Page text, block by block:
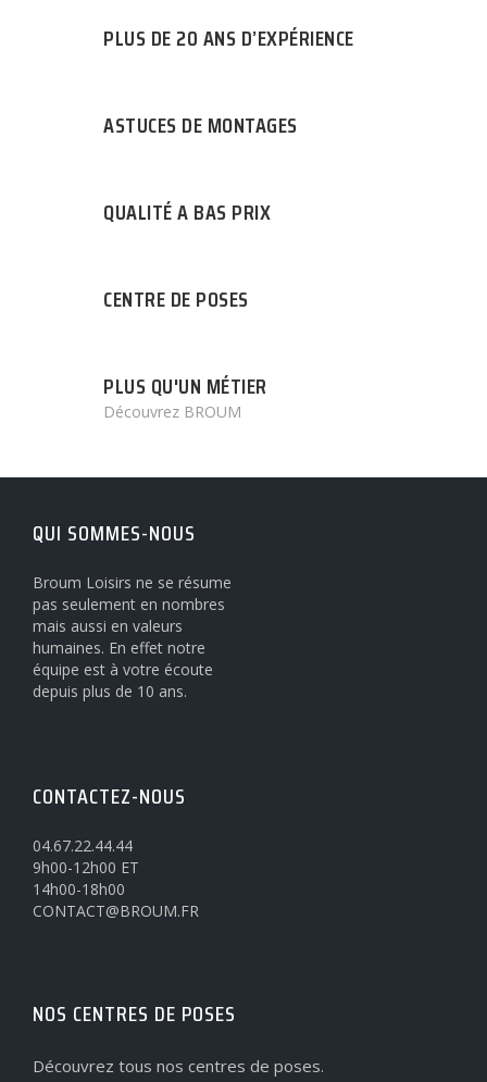
PLUS DE 20 ANS D’EXPÉRIENCE
ASTUCES DE MONTAGES
QUALITÉ A BAS PRIX
CENTRE DE POSES
PLUS QU'UN MÉTIER
Découvrez BROUM
QUI SOMMES-NOUS
Broum Loisirs ne se résume
pas seulement en nombres
mais aussi en valeurs
humaines. En effet notre
équipe est à votre écoute
depuis plus de 10 ans.
CONTACTEZ-NOUS
04.67.22.44.44
9h00-12h00 ET
14h00-18h00
CONTACT@BROUM.FR
NOS CENTRES DE POSES
Découvrez tous nos centres de poses.